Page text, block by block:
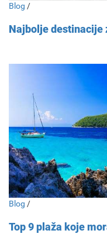
Blog /
Najbolje destinacije
Blog /
Top 9 plaža koje